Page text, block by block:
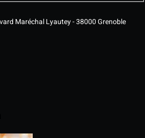
Maréchal Lyautey - 38000 Grenoble